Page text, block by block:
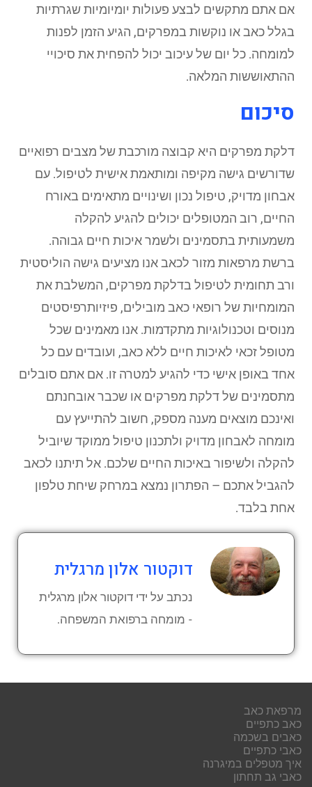
אם אתם מתקשים לבצע פעולות יומיומיות שגרתיות
בגלל כאב או נוקשות במפרקים, הגיע הזמן לפנות
למומחה. כל יום של עיכוב יכול להפחית את סיכויי
ההתאוששות המלאה.
סיכום
דלקת מפרקים היא קבוצה מורכבת של מצבים רפואיים
שדורשים גישה מקיפה ומותאמת אישית לטיפול. עם
אבחון מדויק, טיפול נכון ושינויים מתאימים באורח
החיים, רוב המטופלים יכולים להגיע להקלה
משמעותית בתסמינים ולשמר איכות חיים גבוהה.
ברשת מרפאות מזור לכאב אנו מציעים גישה הוליסטית
ורב תחומית לטיפול בדלקת מפרקים, המשלבת את
המומחיות של רופאי כאב מובילים, פיזיותרפיסטים
מנוסים וטכנולוגיות מתקדמות. אנו מאמינים שכל
מטופל זכאי לאיכות חיים ללא כאב, ועובדים עם כל
אחד באופן אישי כדי להגיע למטרה זו. אם אתם סובלים
מתסמינים של דלקת מפרקים או שכבר אובחנתם
ואינכם מוצאים מענה מספק, חשוב להתייעץ עם
מומחה לאבחון מדויק ולתכנון טיפול ממוקד שיוביל
להקלה ולשיפור באיכות החיים שלכם. אל תיתנו לכאב
להגביל אתכם – הפתרון נמצא במרחק שיחת טלפון
אחת בלבד.
דוקטור אלון מרגלית
נכתב על ידי דוקטור אלון מרגלית
- מומחה ברפואת המשפחה.
מרפאת כאב
כאב כתפיים
כאבים בשכמה
כאבי כתפיים
איך מטפלים במיגרנה
כאבי גב תחתון